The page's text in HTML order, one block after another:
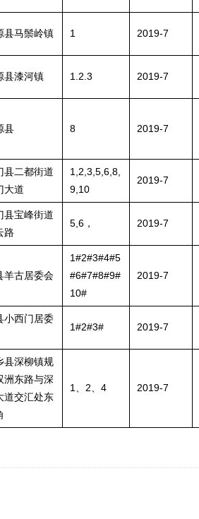
县马鬃岭镇 1 2019-7
县漆河镇 1.2.3 2019-7
县 8 2019-7
县二都街道
大道
1,2,3,5,6,8,
9,10
2019-7
县宝峰街道
路
5,6， 2019-7
羊古居委会
1#2#3#4#5
#6#7#8#9#
10#
2019-7
小西门居委
1#2#3# 2019-7
县深柳镇规
洲东路与深
道交汇处东
1、2、4 2019-7